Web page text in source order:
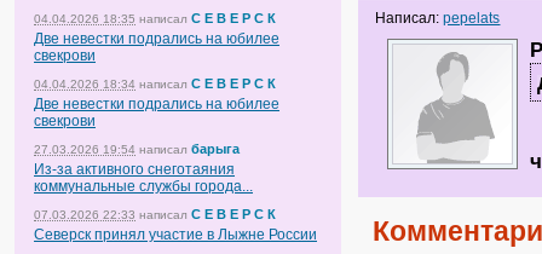
04.04.2026 18:35 написал С Е В Е Р С К
Две невестки подрались на юбилее
свекрови
04.04.2026 18:34 написал С Е В Е Р С К
Две невестки подрались на юбилее
свекрови
27.03.2026 19:54 написал барыга
Из-за активного снеготаяния
коммунальные службы города...
07.03.2026 22:33 написал С Е В Е Р С К
Северск принял участие в Лыжне России
Написал:pepelats